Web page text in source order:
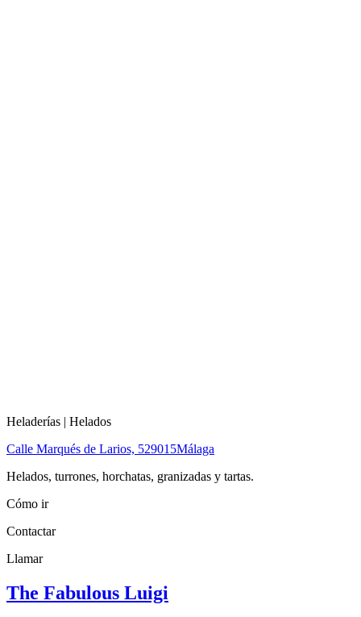
Heladerías | Helados
Calle Marqués de Larios, 529015Málaga
Helados, turrones, horchatas, granizadas y tartas.
Cómo ir
Contactar
Llamar
The Fabulous Luigi